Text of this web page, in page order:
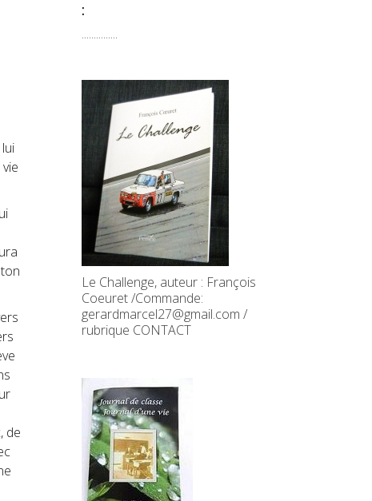
de
:
...............
Le Challenge, auteur : François
Coeuret /Commande:
gerardmarcel27@gmail.com /
rubrique CONTACT